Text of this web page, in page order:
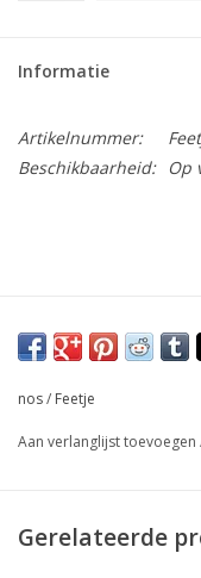
Informatie
Artikelnummer:
Beschikbaarheid:
Op
nos/ Feetje
Aan verlanglijst toevoegen
Gerelateerde